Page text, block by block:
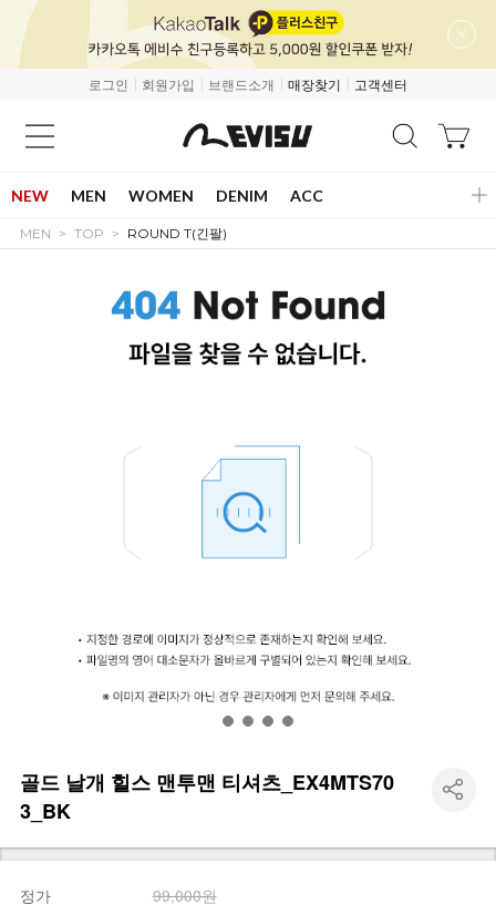
로그인 회원가입 브랜드소개 매장찾기 고객센터
NEW MEN WOMEN DENIM ACC
MEN TOP ROUND T(긴팔)
골드 날개 힐스 맨투맨 티셔츠_EX4MTS70
3_BK
정가
99,000원